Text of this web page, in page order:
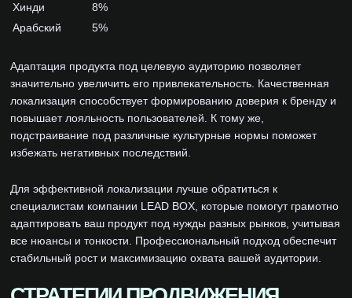
Хинди
8%
Арабский
5%
Адаптация продукта под целевую аудиторию позволяет
значительно увеличить его привлекательность. Качественная
локализация способствует формированию доверия к бренду и
повышает лояльность пользователей. К тому же,
подстраивание под различные культурные нормы поможет
избежать негативных последствий.
Для эффективной локализации лучше обратиться к
специалистам компании LEAD BOX, которые помогут грамотно
адаптировать ваш продукт под нужды разных рынков, учитывая
все нюансы и тонкости. Профессиональный подход обеспечит
стабильный рост и максимизацию охвата вашей аудитории.